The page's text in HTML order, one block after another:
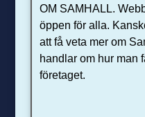
OM SAMHALL.
öppen för alla.
att få veta mer om
handlar om hur man
företaget.